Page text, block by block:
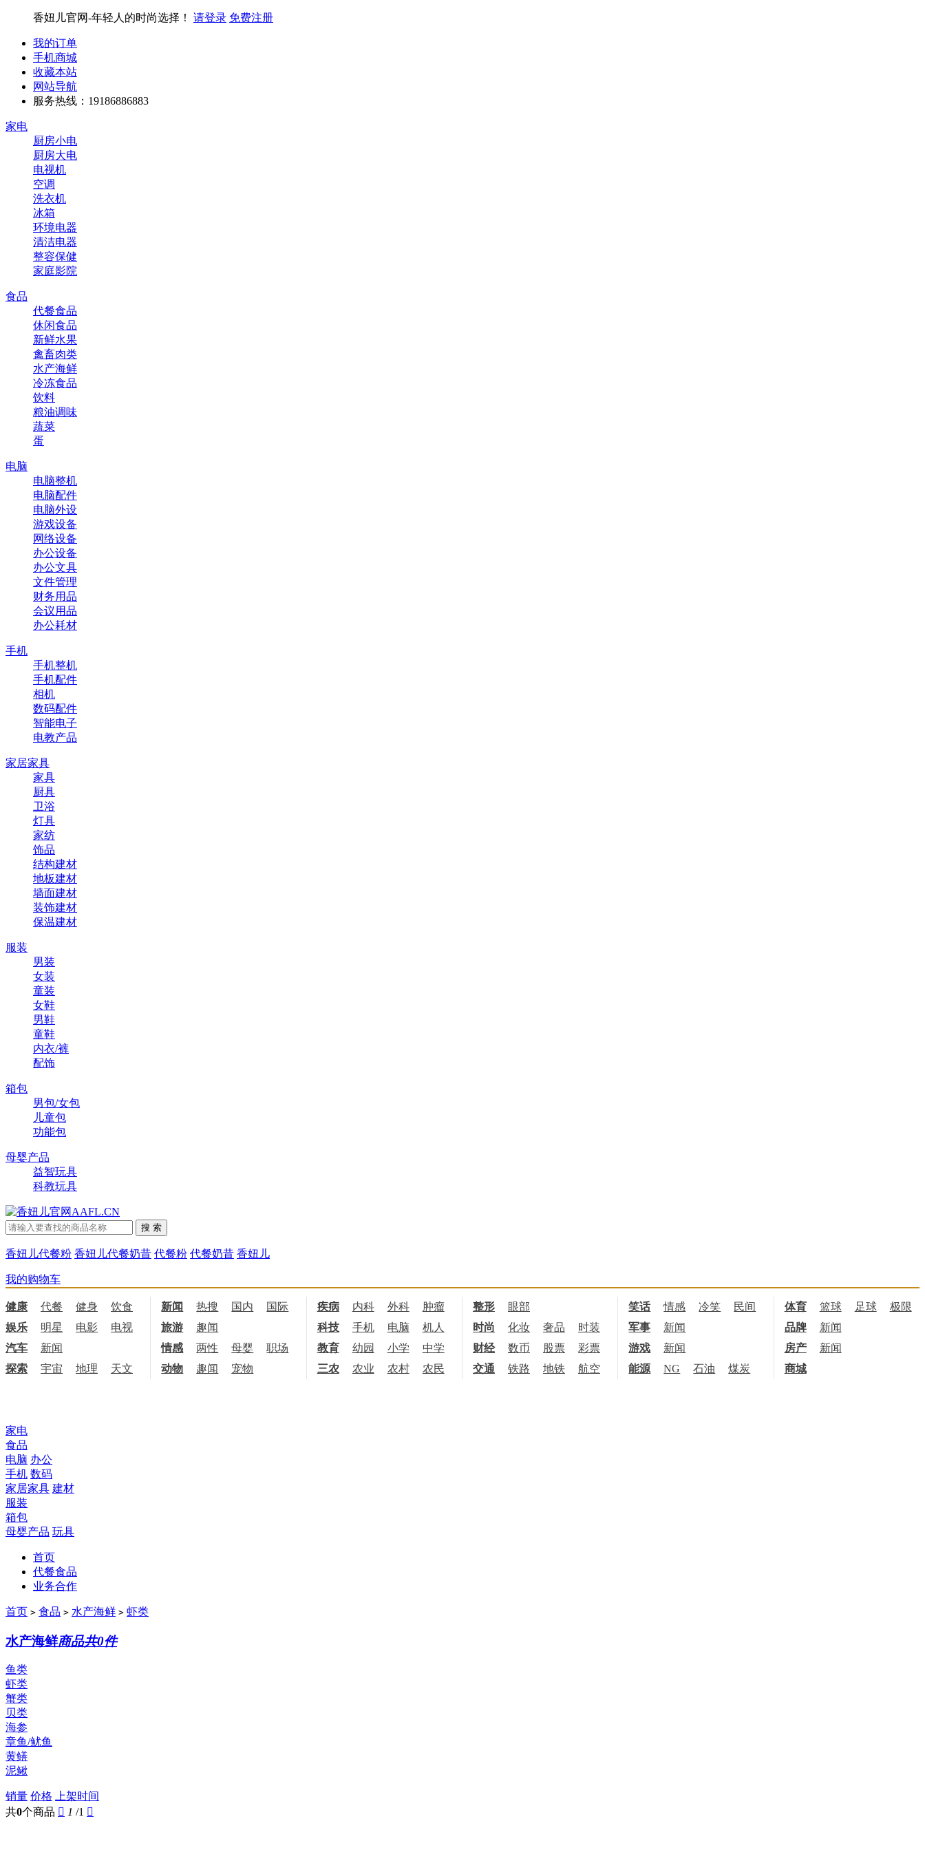
香妞儿官网-年轻人的时尚选择！ 请登录 免费注册
我的订单
手机商城
收藏本站
网站导航
服务热线：19186886883
家电
厨房小电
厨房大电
电视机
空调
洗衣机
冰箱
环境电器
清洁电器
整容保健
家庭影院
食品
代餐食品
休闲食品
新鲜水果
禽畜肉类
水产海鲜
冷冻食品
饮料
粮油调味
蔬菜
蛋
电脑
电脑整机
电脑配件
电脑外设
游戏设备
网络设备
办公设备
办公文具
文件管理
财务用品
会议用品
办公耗材
手机
手机整机
手机配件
相机
数码配件
智能电子
电教产品
家居家具
家具
厨具
卫浴
灯具
家纺
饰品
结构建材
地板建材
墙面建材
装饰建材
保温建材
服装
男装
女装
童装
女鞋
男鞋
童鞋
内衣/裤
配饰
箱包
男包/女包
儿童包
功能包
母婴产品
益智玩具
科教玩具
香妞儿代餐粉 香妞儿代餐奶昔 代餐粉 代餐奶昔 香妞儿
我的购物车
健康 代餐 健身 饮食 新闻 热搜 国内 国际 疾病 内科 外科 肿瘤 整形 眼部 笑话 情感 冷笑 民间 体育 篮球 足球
极限
娱乐
明星 电影 电视 旅游 趣闻 科技 手机 电脑 机人 时尚 化妆 奢品 时装 军事 新闻 品牌
新闻
汽车
新闻 情感 两性 母婴 职场 教育 幼园 小学 中学 财经 数币 股票 彩票 游戏 新闻 房产
新闻
探索
宇宙 地理 天文 动物 趣闻 宠物 三农 农业 农村 农民 交通 铁路 地铁 航空 能源 NG 石油 煤炭 商城
家电
食品
电脑 办公
手机 数码
家居家具 建材
服装
箱包
母婴产品 玩具
首页
代餐食品
业务合作
首页 > 食品 > 水产海鲜 > 虾类
水产海鲜商品共0件
鱼类
虾类
蟹类
贝类
海参
章鱼/鱿鱼
黄鳝
泥鳅
销量 价格 上架时间
共0个商品  1 /1 